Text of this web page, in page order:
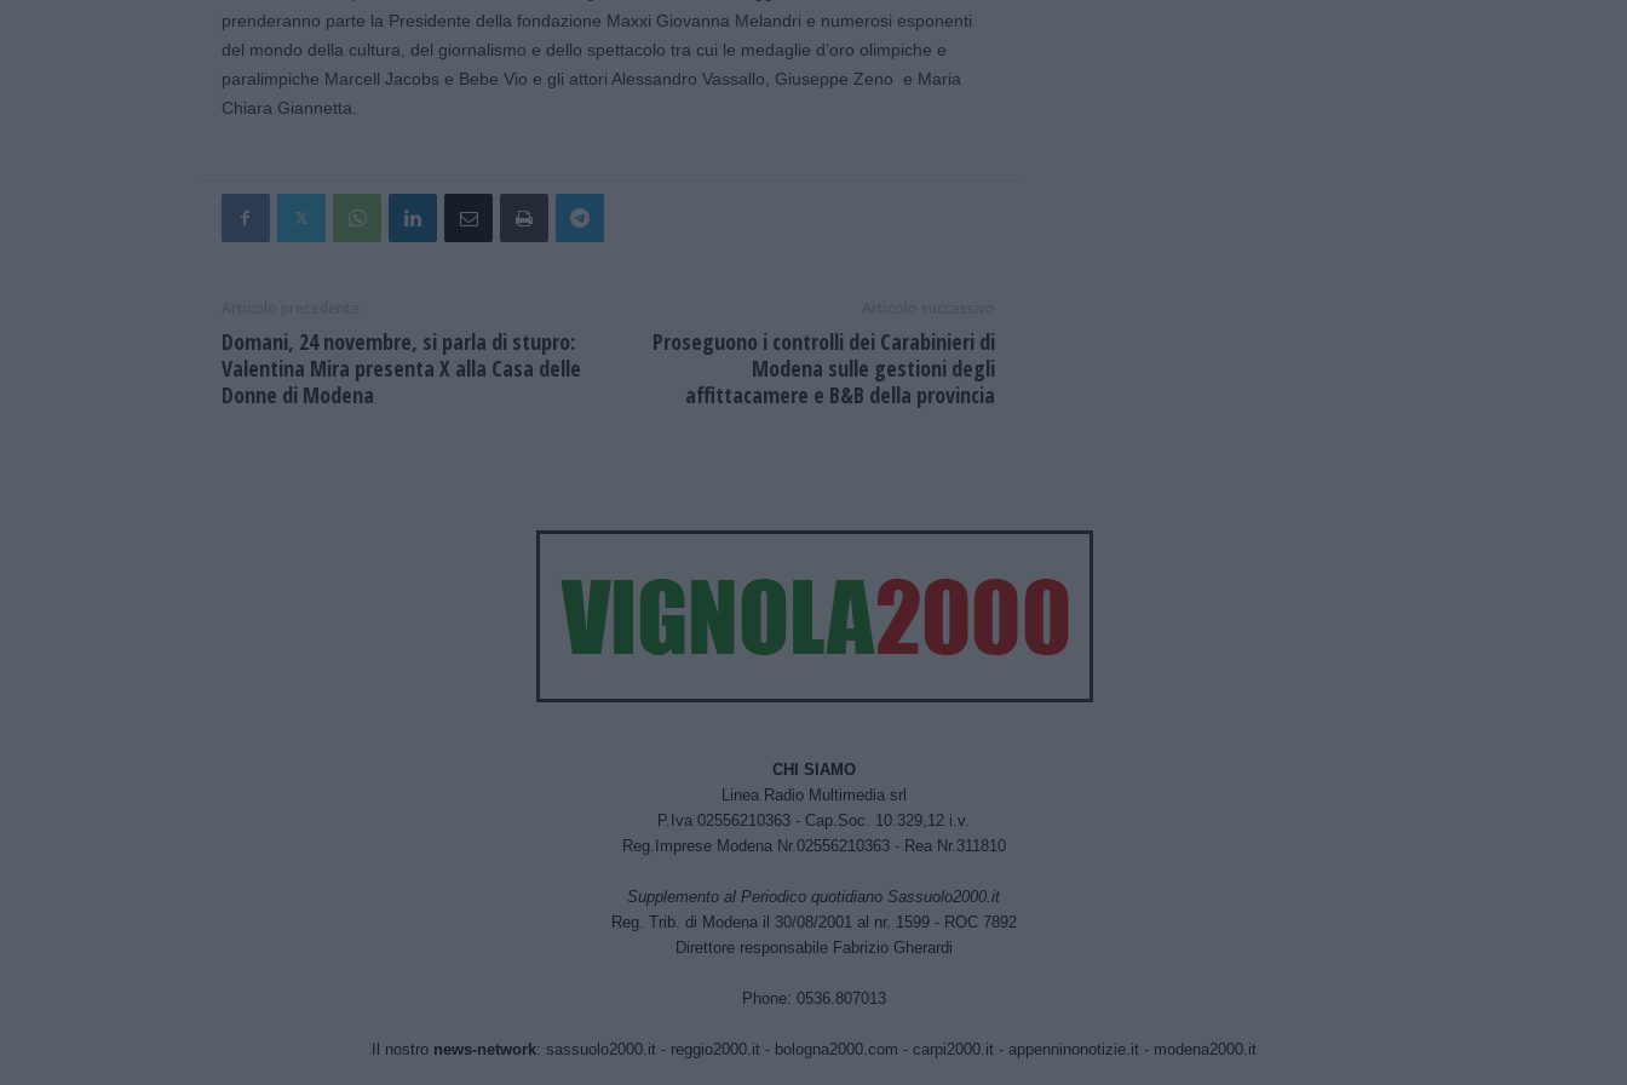
prenderanno parte la Presidente della fondazione Maxxi Giovanna Melandri e numerosi esponenti
del mondo della cultura, del giornalismo e dello spettacolo tra cui le medaglie d’oro olimpiche e
paralimpiche Marcell Jacobs e Bebe Vio e gli attori Alessandro Vassallo, Giuseppe Zeno e Maria
Chiara Giannetta.
Domani, 24 novembre, si parla di stupro:
Valentina Mira presenta X alla Casa delle
Donne di Modena
Proseguono i controlli dei Carabinieri di
Modena sulle gestioni degli
affittacamere e B&B della provincia
CHI SIAMO
Linea Radio Multimedia srl
P.Iva 02556210363 - Cap.Soc. 10.329,12 i.v.
Reg.Imprese Modena Nr.02556210363 - Rea Nr.311810
Supplemento al Periodico quotidiano Sassuolo2000.it
Reg. Trib. di Modena il 30/08/2001 al nr. 1599 - ROC 7892
Direttore responsabile Fabrizio Gherardi
Phone: 0536.807013
Il nostro news-network: sassuolo2000.it- reggio2000.it - bologna2000.com - carpi2000.it- appenninonotizie.it- modena2000.it